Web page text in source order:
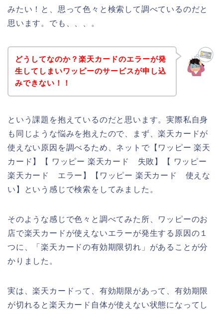
みたい！と、思って色々と検索して調べているのだと
思います。でも、、、。
どうしてなのか？楽天カードのエラーが発
生してしまいワッピーのサービスが申し込
みできない！！
という課題を抱えているのだと思います。実際私自身
も同じような悩みを抱えたので、まず、楽天カードが
使えない原因を調べるため、ネットで【ワッピー 楽天
カード】【 ワッピー 楽天カード 失敗】【 ワッピー
楽天カード エラー】【ワッピー 楽天カード 使えな
い】という感じで検索をしてみました。
そのような感じで色々と調べてみた所、ワッピーのお
店で楽天カードが使えないエラーが発生する原因の１
つに、「楽天カードの有効期限切れ」があることが分
かりました。
実は、楽天カードって、有効期限があって、有効期限
が切れると楽天カード自体が使えない状態になってし